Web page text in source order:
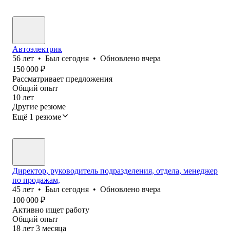
Автоэлектрик
56 лет • Был сегодня • Обновлено вчера
150 000 ₽
Рассматривает предложения
Общий опыт
10 лет
Другие резюме
Ещё 1 резюме
Директор, руководитель подразделения, отдела, менеджер
по продажам,
45 лет • Был сегодня • Обновлено вчера
100 000 ₽
Активно ищет работу
Общий опыт
18 лет 3 месяца